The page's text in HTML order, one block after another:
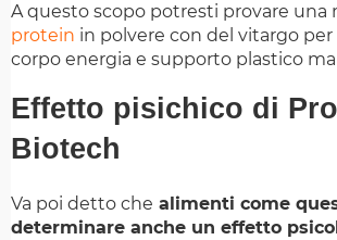
A questo scopo potresti provare una
protein in polvere con del vitargo per
corpo energia e supporto plastico
Effetto pisichico di
Biotech
Va poi detto che alimenti come
determinare anche un effetto